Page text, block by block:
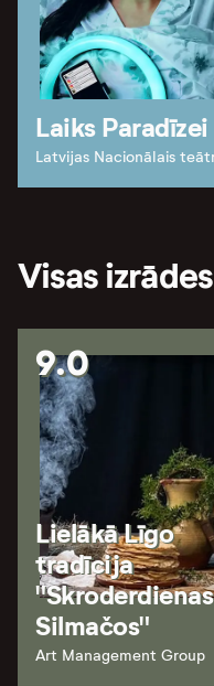
Laiks Paradīzei
Latvijas Nacionālais
Visas izrādes
9.0
Lielākā Līgo
tradīcija
"Skroderdienas
Silmačos"
Art Management Group